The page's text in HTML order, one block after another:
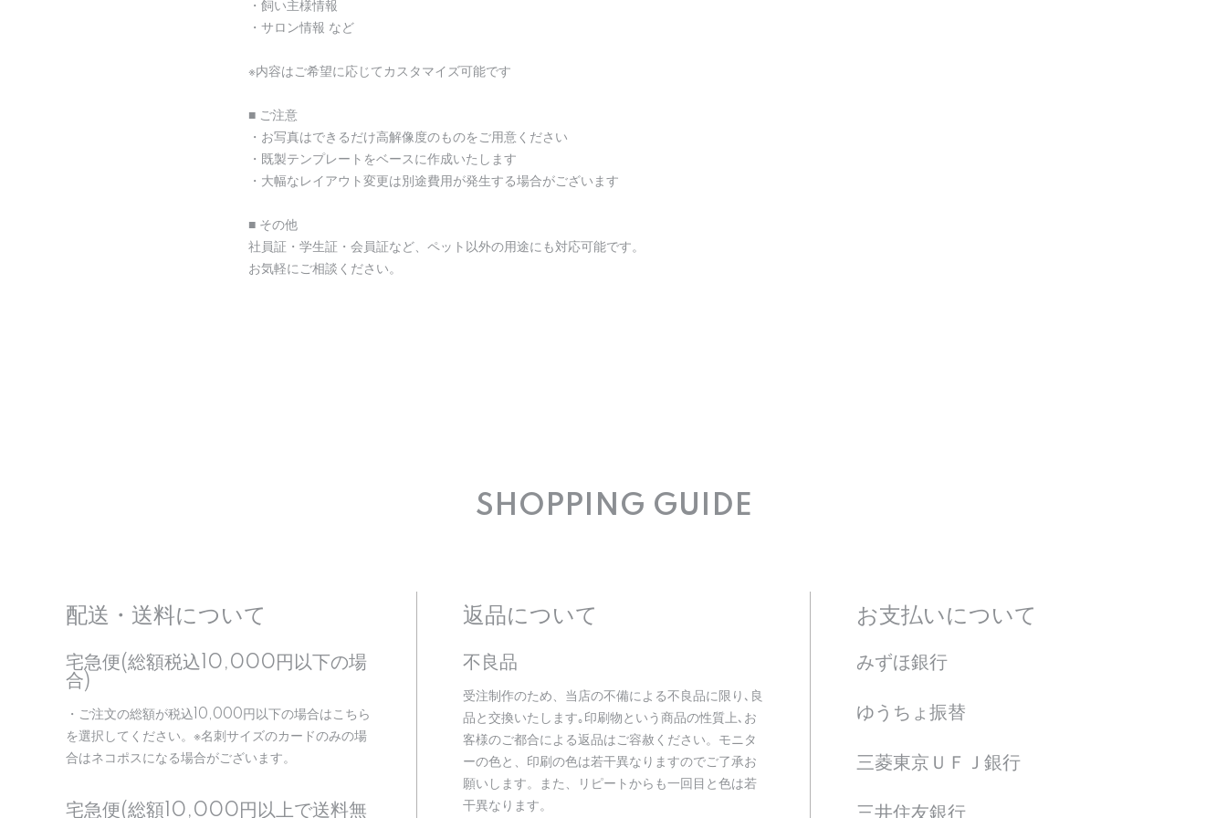
・飼い主様情報
・サロン情報 など
※内容はご希望に応じてカスタマイズ可能です
■ ご注意
・お写真はできるだけ高解像度のものをご用意ください
・既製テンプレートをベースに作成いたします
・大幅なレイアウト変更は別途費用が発生する場合がございます
■ その他
社員証・学生証・会員証など、ペット以外の用途にも対応可能です。
お気軽にご相談ください。
SHOPPING GUIDE
配送・送料について
宅急便(総額税込10,000円以下の場
合)
・ご注文の総額が税込10,000円以下の場合はこちら
を選択してください。※名刺サイズのカードのみの場
合はネコポスになる場合がございます。
宅急便(総額10,000円以上で送料無
返品について
不良品
受注制作のため、当店の不備による不良品に限り､良
品と交換いたします｡印刷物という商品の性質上､お
客様のご都合による返品はご容赦ください。モニタ
ーの色と、印刷の色は若干異なりますのでご了承お
願いします。また、リピートからも一回目と色は若
干異なります。
お支払いについて
みずほ銀行
ゆうちょ振替
三菱東京ＵＦＪ銀行
三井住友銀行